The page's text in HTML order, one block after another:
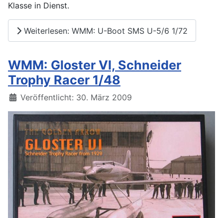
Klasse in Dienst.
Weiterlesen: WMM: U-Boot SMS U-5/6 1/72
WMM: Gloster VI, Schneider
Trophy Racer 1/48
Details
Veröffentlicht: 30. März 2009